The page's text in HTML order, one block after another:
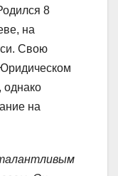
8
на
Свою
однако
на